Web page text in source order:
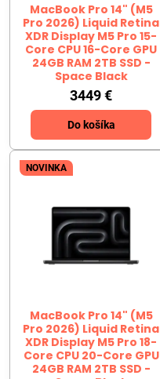
MacBook Pro 14" (M5
Pro 2026) Liquid Retina
XDR Display M5 Pro 15-
Core CPU 16-Core GPU
24GB RAM 2TB SSD -
Space Black
3449 €
Do košíka
NOVINKA
MacBook Pro 14" (M5
Pro 2026) Liquid Retina
XDR Display M5 Pro 18-
Core CPU 20-Core GPU
24GB RAM 2TB SSD -